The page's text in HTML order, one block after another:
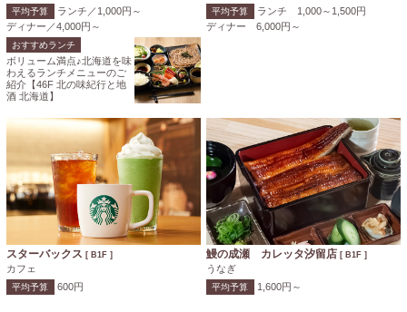
平均予算
ランチ／1,000円～
ディナー／4,000円～
おすすめランチ
ボリューム満点♪北海道を味
わえるランチメニューのご
紹介【46F 北の味紀行と地
酒 北海道】
平均予算
ランチ 1,000～1,500円
ディナー 6,000円～
スターバックス [ B1F ]
カフェ
平均予算 600円
鰻の成瀬 カレッタ汐留店 [ B1F ]
うなぎ
平均予算 1,600円～